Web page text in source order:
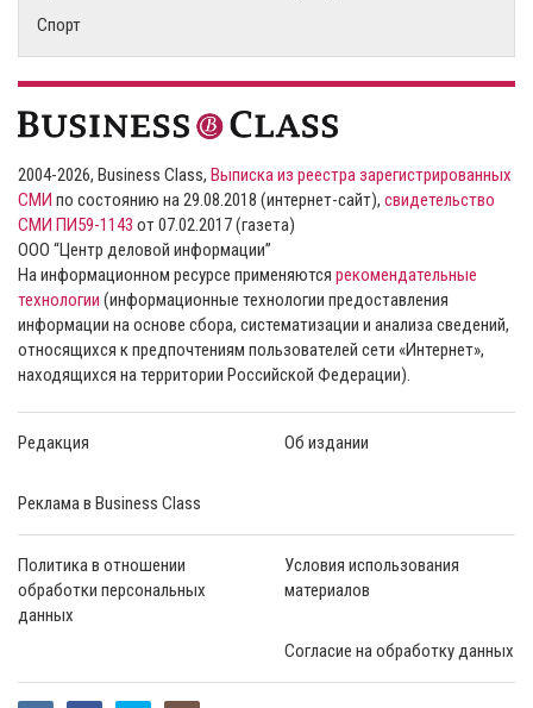
Спорт
2004-2026, Business Class, Выписка из реестра зарегистрированных
СМИ по состоянию на 29.08.2018 (интернет-сайт), свидетельство
СМИ ПИ59-1143 от 07.02.2017 (газета)
ООО “Центр деловой информации”
На информационном ресурсе применяются рекомендательные
технологии (информационные технологии предоставления
информации на основе сбора, систематизации и анализа сведений,
относящихся к предпочтениям пользователей сети «Интернет»,
находящихся на территории Российской Федерации).
Редакция Об издании
Реклама в Business Class
Политика в отношении
обработки персональных
данных
Условия использования
материалов
Согласие на обработку данных